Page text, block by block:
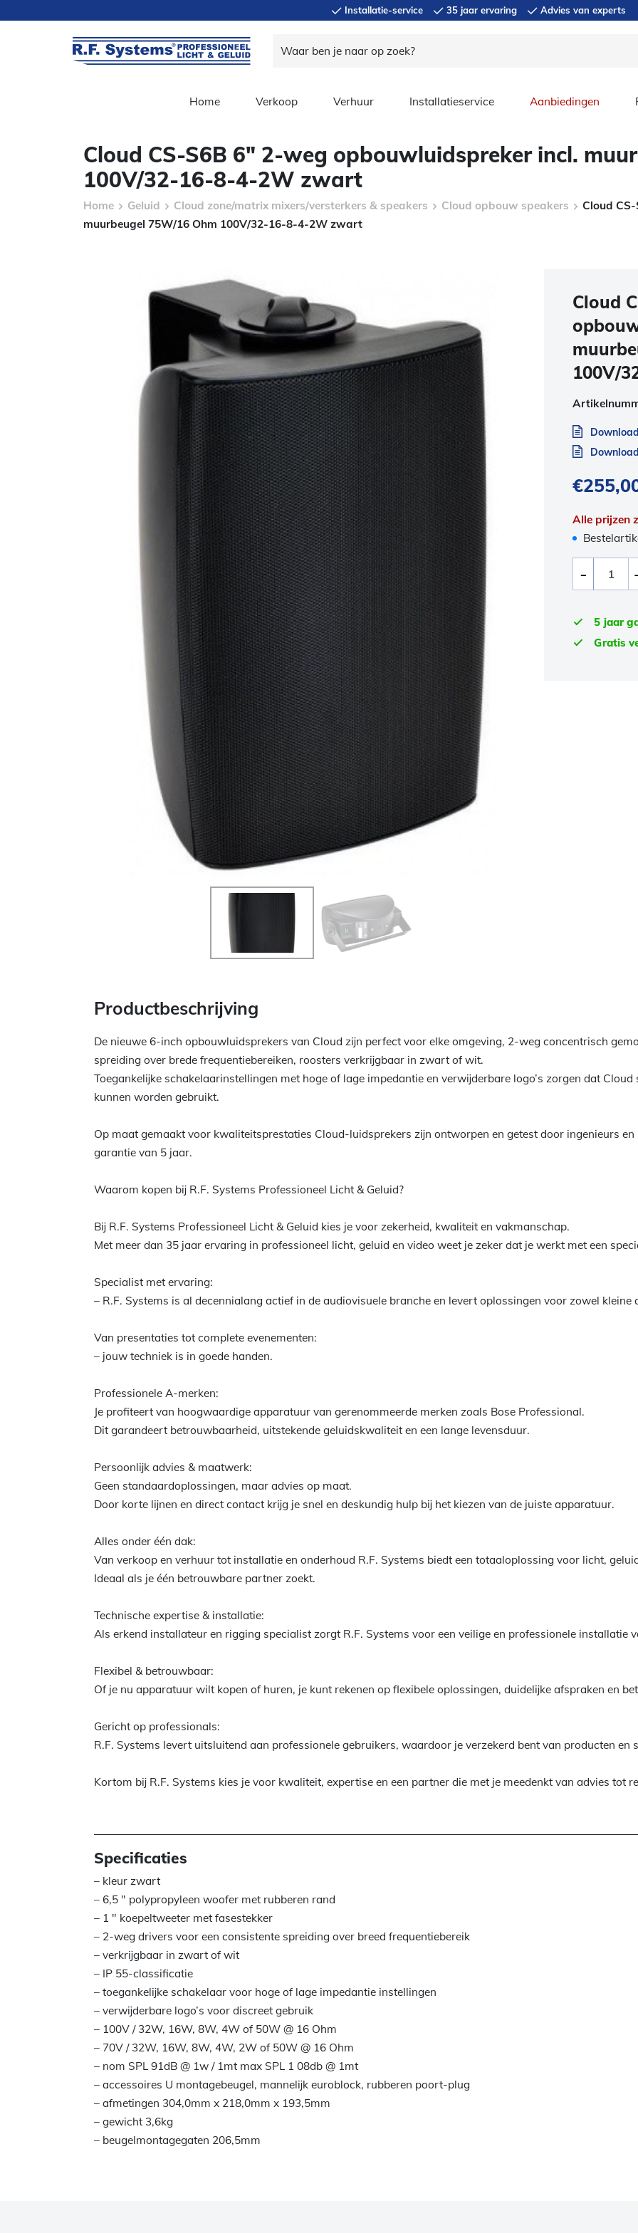
Installatie-service 35 jaar ervaring Advies van experts
Home Verkoop Verhuur Installatieservice Aanbiedingen
Cloud CS-S6B 6″ 2-weg opbouwluidspreker incl.
100V/32-16-8-4-2W zwart
Home Geluid Cloud zone/matrix mixers/versterkers & speakers Cloud opbouw speakers
Cloud
muurbeugel 75W/16 Ohm 100V/32-16-8-4-2W zwart
Cloud
100V/
€
Alle prijzen
5 jaar
Gratis
Productbeschrijving
De nieuwe 6-inch opbouwluidsprekers van Cloud zijn perfect voor elke omgeving, 2-weg concentrisch
spreiding over brede frequentiebereiken, roosters verkrijgbaar in zwart of wit.
Toegankelijke schakelaarinstellingen met hoge of lage impedantie en verwijderbare logo’s zorgen dat
kunnen worden gebruikt.
Op maat gemaakt voor kwaliteitsprestaties Cloud-luidsprekers zijn ontworpen en getest door ingenieurs
garantie van 5 jaar.
Waarom kopen bij R.F. Systems Professioneel Licht & Geluid?
Bij R.F. Systems Professioneel Licht & Geluid kies je voor zekerheid, kwaliteit en vakmanschap.
Met meer dan 35 jaar ervaring in professioneel licht, geluid en video weet je zeker dat je werkt met een
Specialist met ervaring:
– R.F. Systems is al decennialang actief in de audiovisuele branche en levert oplossingen voor zowel kleine
Van presentaties tot complete evenementen:
– jouw techniek is in goede handen.
Professionele A-merken:
Je profiteert van hoogwaardige apparatuur van gerenommeerde merken zoals Bose Professional.
Dit garandeert betrouwbaarheid, uitstekende geluidskwaliteit en een lange levensduur.
Persoonlijk advies & maatwerk:
Geen standaardoplossingen, maar advies op maat.
Door korte lijnen en direct contact krijg je snel en deskundig hulp bij het kiezen van de juiste apparatuur.
Alles onder één dak:
Van verkoop en verhuur tot installatie en onderhoud R.F. Systems biedt een totaaloplossing voor licht,
Ideaal als je één betrouwbare partner zoekt.
Technische expertise & installatie:
Als erkend installateur en rigging specialist zorgt R.F. Systems voor een veilige en professionele installatie
Flexibel & betrouwbaar:
Of je nu apparatuur wilt kopen of huren, je kunt rekenen op flexibele oplossingen, duidelijke afspraken en
Gericht op professionals:
R.F. Systems levert uitsluitend aan professionele gebruikers, waardoor je verzekerd bent van producten en
Kortom bij R.F. Systems kies je voor kwaliteit, expertise en een partner die met je meedenkt van advies tot
Specificaties
– kleur zwart
– 6,5 ″ polypropyleen woofer met rubberen rand
– 1 ″ koepeltweeter met fasestekker
– 2-weg drivers voor een consistente spreiding over breed frequentiebereik
– verkrijgbaar in zwart of wit
– IP 55-classificatie
– toegankelijke schakelaar voor hoge of lage impedantie instellingen
– verwijderbare logo’s voor discreet gebruik
– 100V / 32W, 16W, 8W, 4W of 50W @ 16 Ohm
– 70V / 32W, 16W, 8W, 4W, 2W of 50W @ 16 Ohm
– nom SPL 91dB @ 1w / 1mt max SPL 1 08db @ 1mt
– accessoires U montagebeugel, mannelijk euroblock, rubberen poort-plug
– afmetingen 304,0mm x 218,0mm x 193,5mm
– gewicht 3,6kg
– beugelmontagegaten 206,5mm